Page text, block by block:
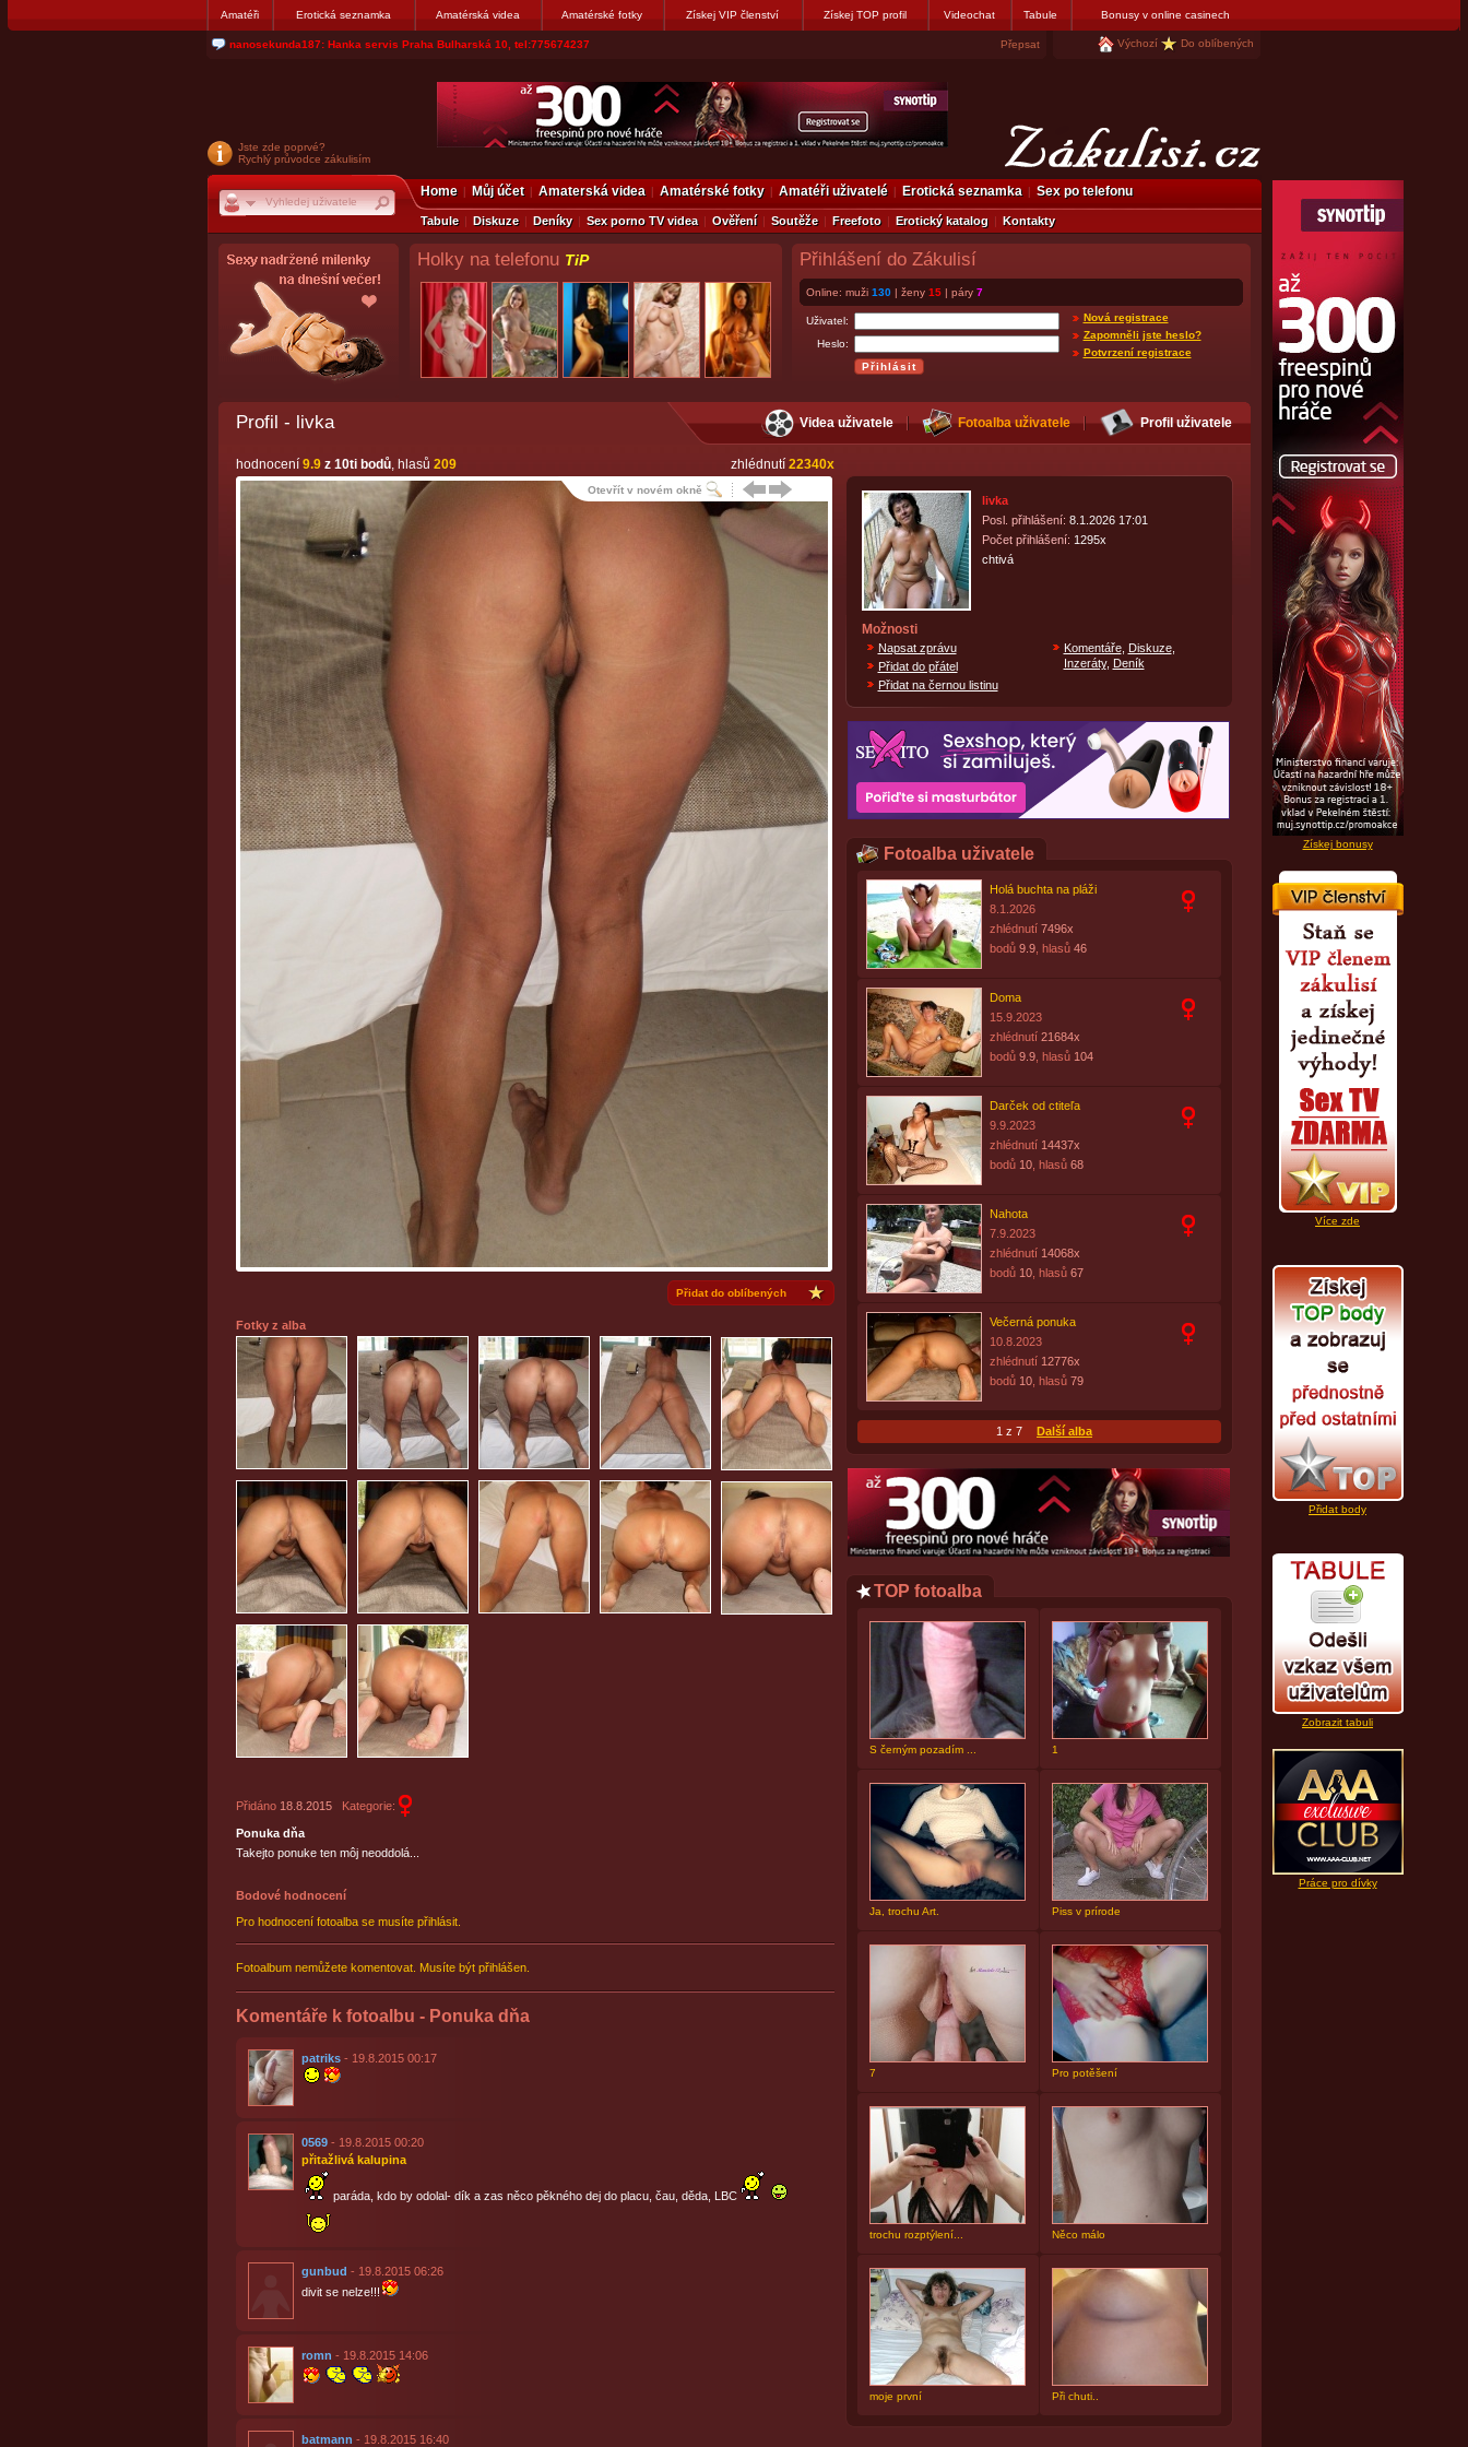
Amatéři Erotická seznamka Amatérská videa Amatérské fotky Získej VIP členství Získej TOP profil Videochat Tabule Bonusy v online casinech
jjoseff: Najde se par, ktery nekdy přemýšlel o divákovi. Napiste Přepsat Výchozí Do oblíbených
Získej bonusy
Více zde
Přidat body
Zobrazit tabuli
Práce pro dívky
Jste zde poprvé?
Rychlý průvodce zákulisím
Home Můj účet Amaterská videa Amatérské fotky Amatéři uživatelé Erotická seznamka Sex po telefonu
Tabule Diskuze Deníky Sex porno TV videa Ověření Soutěže Freefoto Erotický katalog Kontakty
Holky na telefonu TiP Přihlášení do Zákulisí
Online: muži 130| ženy 15| páry 7
Uživatel:
Heslo:
Nová registrace
Zapomněli jste heslo?
Potvrzení registrace
Profil - livka Videa uživatele Fotoalba uživatele Profil uživatele
zhlédnutí 22340x
hodnocení 9.9z 10ti bodů, hlasů 209
Otevřít v novém okně
Přidat do oblíbených
Fotky z alba
Přidáno 18.8.2015 Kategorie:
Ponuka dňa
Takejto ponuke ten môj neoddolá...
Bodové hodnocení
Pro hodnocení fotoalba se musíte přihlásit.
Fotoalbum nemůžete komentovat. Musíte být přihlášen.
Komentáře k fotoalbu - Ponuka dňa
patriks- 19.8.2015 00:17
0569- 19.8.2015 00:20
přitažlivá kalupina
paráda, kdo by odolal- dík a zas něco pěkného dej do placu, čau, děda, LBC
gunbud - 19.8.2015 06:26
divit se nelze!!!
romn - 19.8.2015 14:06
batmann - 19.8.2015 16:40
livka
Posl. přihlášení: 8.1.2026 17:01
Počet přihlášení: 1295x
chtivá
Možnosti
Napsat zprávu
Přidat do přátel
Přidat na černou listinu
Komentáře, Diskuze,
Inzeráty, Deník
Fotoalba uživatele
Holá buchta na pláži
8.1.2026
zhlédnutí 7496x
bodů 9.9, hlasů 46
Doma
15.9.2023
zhlédnutí 21684x
bodů 9.9, hlasů 104
Darček od ctiteľa
9.9.2023
zhlédnutí 14437x
bodů 10, hlasů 68
Nahota
7.9.2023
zhlédnutí 14068x
bodů 10, hlasů 67
Večerná ponuka
10.8.2023
zhlédnutí 12776x
bodů 10, hlasů 79
1 z 7 Další alba
TOP fotoalba
S černým pozadím ... 1
Ja, trochu Art. Piss v prírode
7 Pro potěšení
trochu rozptýlení... Něco málo
moje první Při chuti..